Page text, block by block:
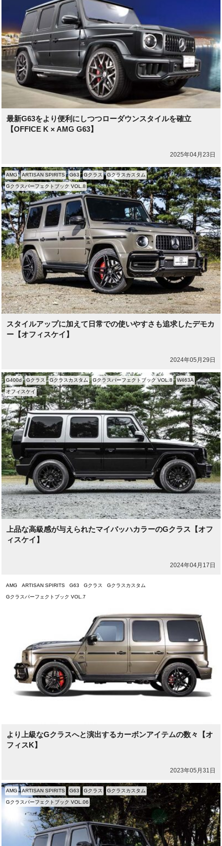
最新G63をより便利にしつつローダウンスタイルを確立
【OFFICE K × AMG G63】
2025年04月23日
スタイルアップに加えて日常での使いやすさも追求したデモカ
ー【オフィスケイ】
2024年05月29日
AMG ARTISAN SPIRITS G63 Gクラス Gクラスカスタム
Gクラスパーフェクトブック VOL.8
上品な高級感が与えられたマイバッハカラーのGクラス【オフ
ィスケイ】
2024年04月17日
G400d Gクラス Gクラスカスタム Gクラスパーフェクトブック VOL.8 W463A
オフィスケイ
より上級なGクラスへと演出するカーボンアイテムの数々【オ
フィスK】
2023年05月31日
AMG ARTISAN SPIRITS G63 Gクラス Gクラスカスタム
Gクラスパーフェクトブック VOL.7
AMG ARTISAN SPIRITS G63 Gクラス Gクラスカスタム
Gクラスパーフェクトブック VOL.06